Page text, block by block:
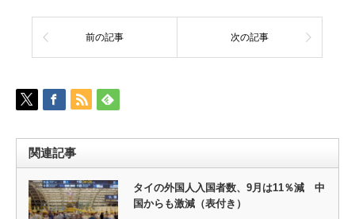
前の記事 次の記事
関連記事
タイの外国人入国者数、9月は11％減 中
国からも激減（表付き）